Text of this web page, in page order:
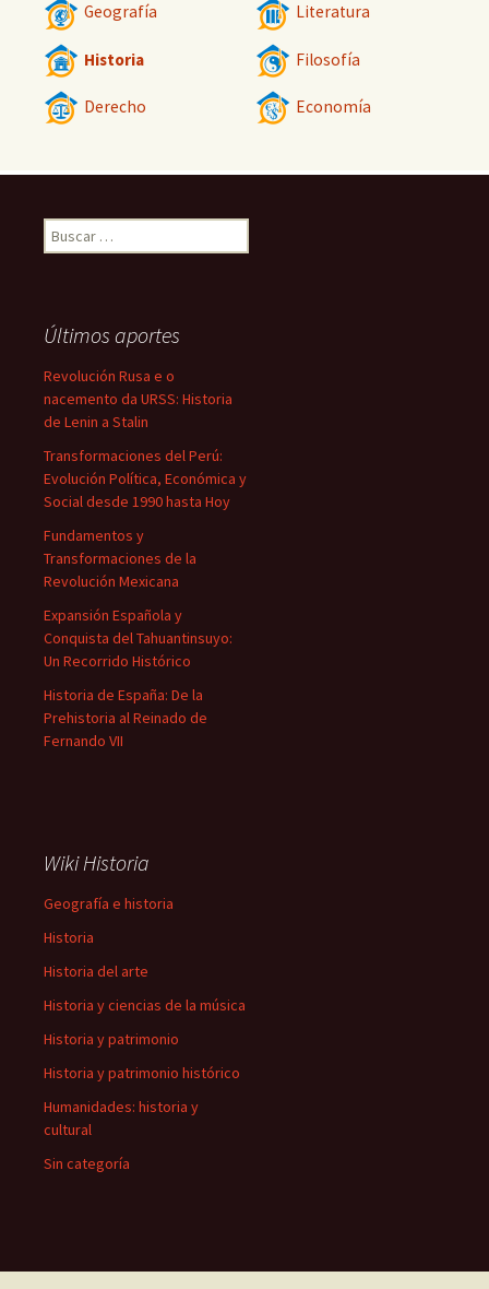
Geografía Literatura
Historia Filosofía
Derecho Economía
Buscar:
Últimos aportes
Revolución Rusa e o
nacemento da URSS: Historia
de Lenin a Stalin
Transformaciones del Perú:
Evolución Política, Económica y
Social desde 1990 hasta Hoy
Fundamentos y
Transformaciones de la
Revolución Mexicana
Expansión Española y
Conquista del Tahuantinsuyo:
Un Recorrido Histórico
Historia de España: De la
Prehistoria al Reinado de
Fernando VII
Wiki Historia
Geografía e historia
Historia
Historia del arte
Historia y ciencias de la música
Historia y patrimonio
Historia y patrimonio histórico
Humanidades: historia y
cultural
Sin categoría